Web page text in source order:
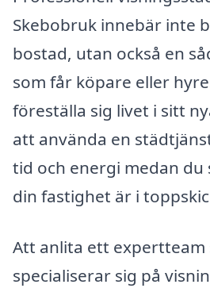
Skebobruk innebär inte
bostad, utan också en
som får köpare eller
föreställa sig livet i sitt
att använda en
tid och energi medan
din fastighet är i
Att anlita ett expertteam
specialiserar sig på